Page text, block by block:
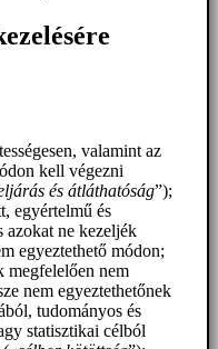
valamint az
kell végezni
és átláthatóság”);
egyértelmű és
azokat ne kezeljék
egyeztethető módon;
megfelelően nem
nem egyeztethetőnek
tudományos és
statisztikai célból